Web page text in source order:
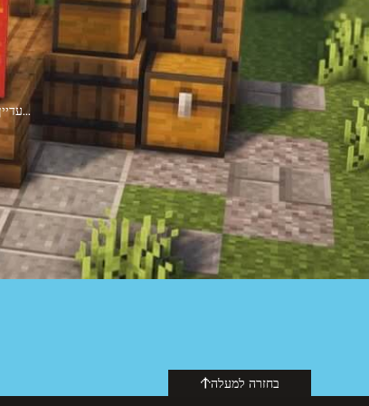
ZackTheMighty עדיין לא העלה חבילת טקסטורות...
בחזרה למעלה